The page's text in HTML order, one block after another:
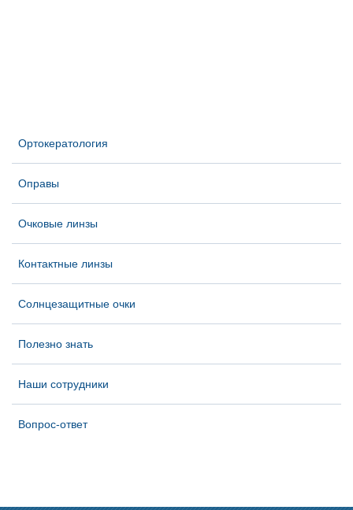
Ортокератология
Оправы
Очковые линзы
Контактные линзы
Солнцезащитные очки
Полезно знать
Наши сотрудники
Вопрос-ответ